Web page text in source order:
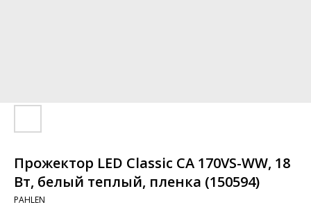
Прожектор LED Classic CA 170VS-WW, 18
Вт, белый теплый, пленка (150594)
PAHLEN